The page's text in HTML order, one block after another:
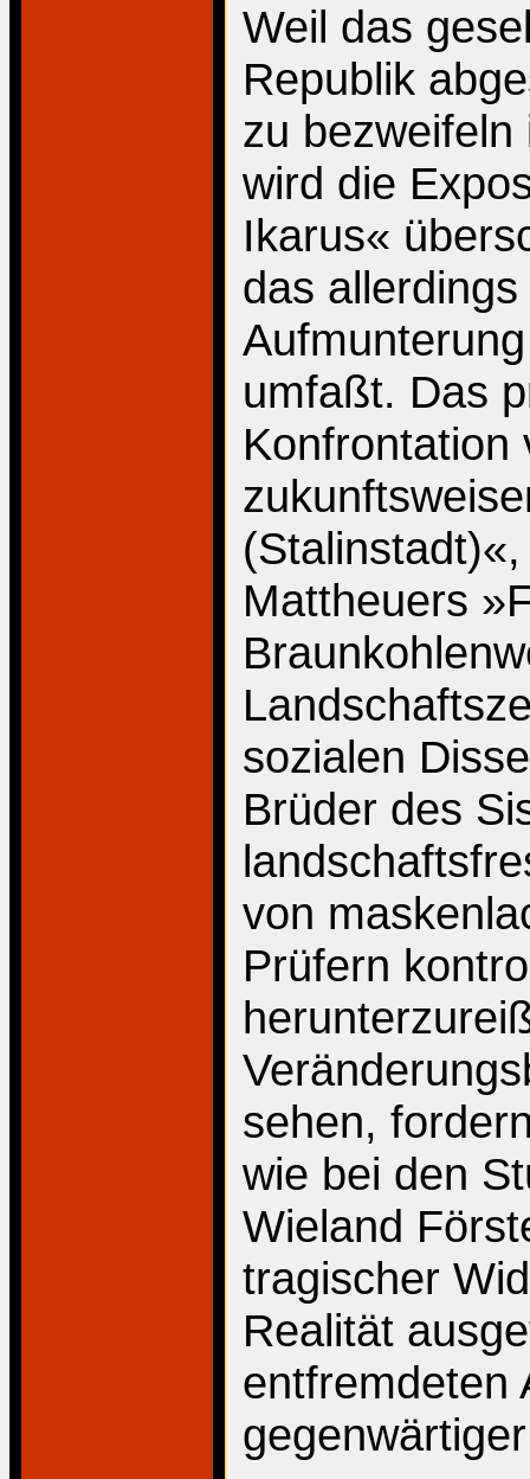
Weil das
Republik
zu
wird die
Ikarus«
das
umfaßt. Das
Konfrontation
Mattheuers
sozialen
Brüder des
von
Prüfern
sehen,
wie bei den
Wieland
tragischer
Realität
entfremdeten